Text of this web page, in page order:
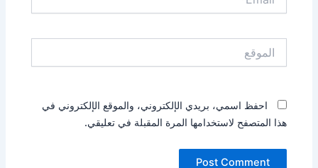
احفظ اسمي، بريدي الإلكتروني، والموقع الإلكتروني في
هذا المتصفح لاستخدامها المرة المقبلة في تعليقي.